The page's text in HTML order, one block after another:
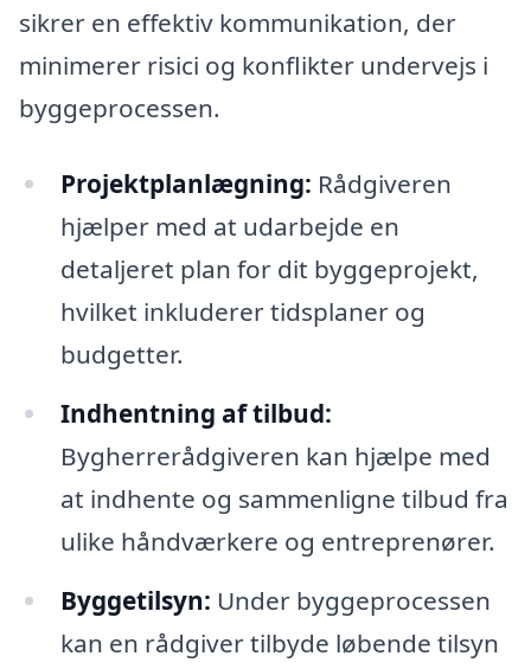
sikrer en effektiv kommunikation, der
minimerer risici og konflikter undervejs i
byggeprocessen.
Projektplanlægning: Rådgiveren
hjælper med at udarbejde en
detaljeret plan for dit byggeprojekt,
hvilket inkluderer tidsplaner og
budgetter.
Indhentning af tilbud:
Bygherrerådgiveren kan hjælpe med
at indhente og sammenligne tilbud fra
ulike håndværkere og entreprenører.
Byggetilsyn: Under byggeprocessen
kan en rådgiver tilbyde løbende tilsyn